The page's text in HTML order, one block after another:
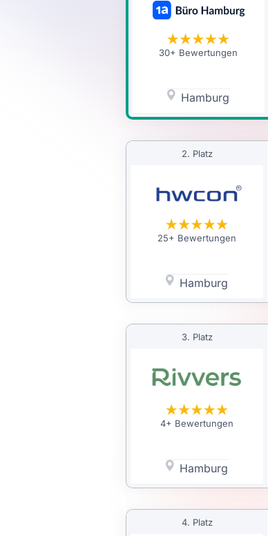
30+ Bewertungen
Hamburg
2. Platz
25+ Bewertungen
Hamburg
3. Platz
4+ Bewertungen
Hamburg
4. Platz